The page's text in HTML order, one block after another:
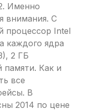
Именно
внимания. С
процессор Intel
каждого ядра
2 ГБ
памяти. Как и
все
В
2014 по цене